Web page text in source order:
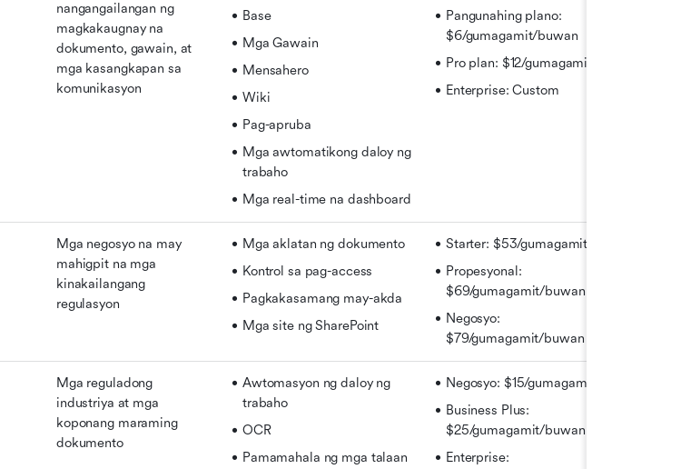
nangangailangan ng
magkakaugnay na
dokumento, gawain, at
mga kasangkapan sa
komunikasyon
Base
Mga Gawain
Mensahero
Wiki
Pag-apruba
Mga awtomatikong daloy ng
trabaho
Mga real-time na dashboard
Pangunahing plano:
$6/gumagamit/buwan
Pro plan: $12/gumagamit/buwan
Enterprise: Custom
Mga negosyo na may
mahigpit na mga
kinakailangang
regulasyon
Mga aklatan ng dokumento
Kontrol sa pag-access
Pagkakasamang may-akda
Mga site ng SharePoint
Starter: $53/gumagamit/buwan
Propesyonal:
$69/gumagamit/buwan
Negosyo:
$79/gumagamit/buwan
Mga reguladong
industriya at mga
koponang maraming
dokumento
Awtomasyon ng daloy ng
trabaho
OCR
Pamamahala ng mga talaan
Negosyo: $15/gumagamit/buwan
Business Plus:
$25/gumagamit/buwan
Enterprise: